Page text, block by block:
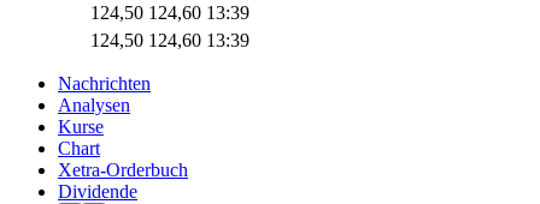
124,50 124,60 13:39
124,50 124,60 13:39
Nachrichten
Analysen
Kurse
Chart
Xetra-Orderbuch
Dividende